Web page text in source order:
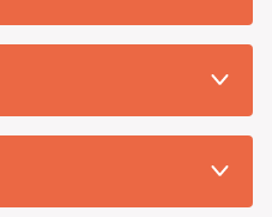
gibi yerlere bu süre 7 güne